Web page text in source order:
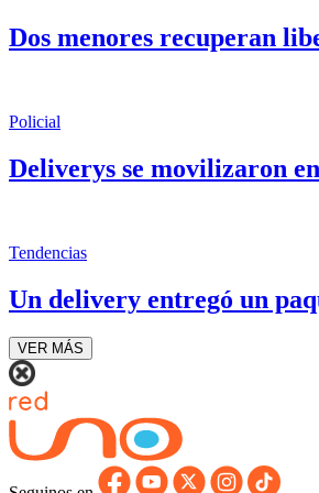
Dos menores recuperan
Policial
Deliverys se movilizaron
Tendencias
Un delivery entregó un
VER MÁS